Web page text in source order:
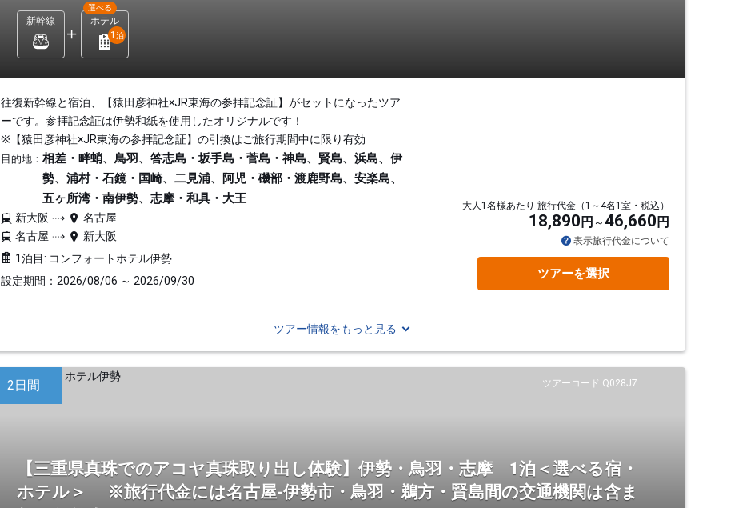
新幹線 ホテル
選べる
1 泊
往復新幹線と宿泊、【猿田彦神社×JR東海の参拝記念証】がセットになったツア
ーです。参拝記念証は伊勢和紙を使用したオリジナルです！
※【猿田彦神社×JR東海の参拝記念証】の引換はご旅行期間中に限り有効
目的地： 相差・畔蛸、鳥羽、答志島・坂手島・菅島・神島、賢島、浜島、伊
勢、浦村・石鏡・国崎、二見浦、阿児・磯部・渡鹿野島、安楽島、
五ヶ所湾・南伊勢、志摩・和具・大王
新大阪
名古屋
名古屋
新大阪
1泊目: コンフォートホテル伊勢
設定期間：2026/08/06 ～ 2026/09/30
大人1名様あたり 旅行代金（1～4名1室・税込）
18,890 円 46,660 円
表示旅行代金について
ツアーを選択
ツアー情報をもっと見る
ツアーコード Q028J7
2日間
【三重県真珠でのアコヤ真珠取り出し体験】伊勢・鳥羽・志摩 1泊＜選べる宿・
ホテル＞ ※旅行代金には名古屋-伊勢市・鳥羽・鵜方・賢島間の交通機関は含ま